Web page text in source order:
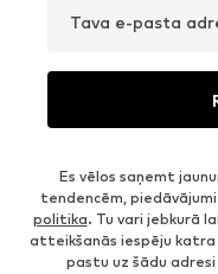
Tava e-pasta
Es vēlos saņemt
tendencēm,
politika. Tu vari jebkurā
atteikšanās iespēju
pastu uz šādu adresi